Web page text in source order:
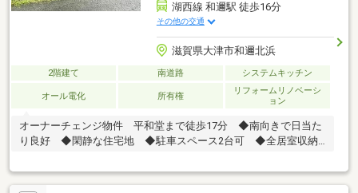
湖西線 和邇駅 徒歩16分
その他の交通
滋賀県大津市和邇北浜
2階建て 南道路 システムキッチン
オール電化 所有権
リフォームリノベーシ
ョン
オーナーチェンジ物件 平和堂まで徒歩17分 ◆南向きで日当た
り良好 ◆閑静な住宅地 ◆駐車スペース2台可 ◆全居室収納